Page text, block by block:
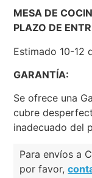
MESA DE
PLAZO DE
Estimado 10-12
GARANTÍA:
Se ofrece una
cubre
inadecuado del
Para envíos a
por favor,